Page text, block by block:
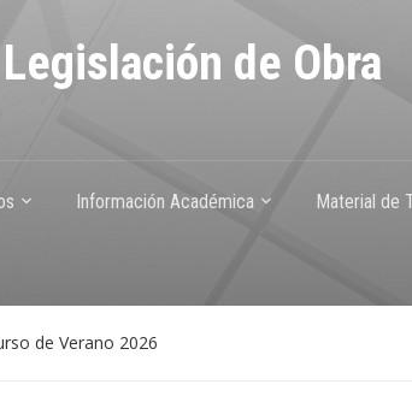
de Obra
Información Académica Material de
de Verano 2026